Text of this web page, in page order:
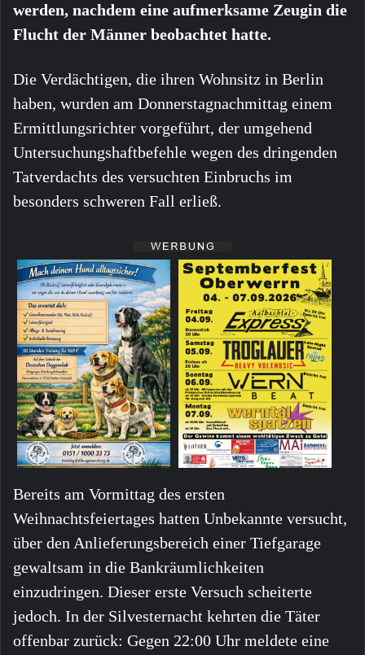
werden, nachdem eine aufmerksame Zeugin die
Flucht der Männer beobachtet hatte.
Die Verdächtigen, die ihren Wohnsitz in Berlin
haben, wurden am Donnerstagnachmittag einem
Ermittlungsrichter vorgeführt, der umgehend
Untersuchungshaftbefehle wegen des dringenden
Tatverdachts des versuchten Einbruchs im
besonders schweren Fall erließ.
Bereits am Vormittag des ersten
Weihnachtsfeiertages hatten Unbekannte versucht,
über den Anlieferungsbereich einer Tiefgarage
gewaltsam in die Bankräumlichkeiten
einzudringen. Dieser erste Versuch scheiterte
jedoch. In der Silvesternacht kehrten die Täter
offenbar zurück: Gegen 22:00 Uhr meldete eine